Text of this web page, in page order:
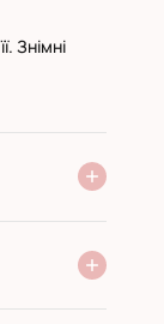
Знімні